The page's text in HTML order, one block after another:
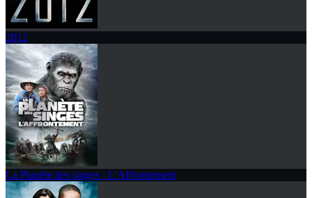
2012
La Planète des singes : L'Affrontement